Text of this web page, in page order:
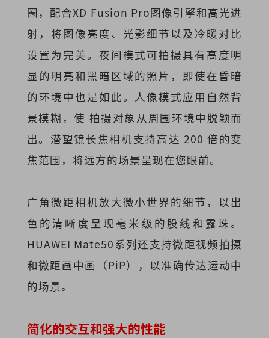
圈，配合XD Fusion Pro图像引擎和高光进
射，将图像亮度、光影细节以及冷暖对比
设置为完美。夜间模式可拍摄具有高度明
显的明亮和黑暗区域的照片，即使在昏暗
的环境中也是如此。人像模式应用自然背
景模糊，使 拍摄对象从周围环境中脱颖而
出。潜望镜长焦相机支持高达 200 倍的变
焦范围，将远方的场景呈现在您眼前。
广角微距相机放大微小世界的细节，以出
色的清晰度呈现毫米级的股线和露珠。
HUAWEI Mate50系列还支持微距视频拍摄
和微距画中画（PiP），以准确传达运动中
的场景。
简化的交互和强大的性能